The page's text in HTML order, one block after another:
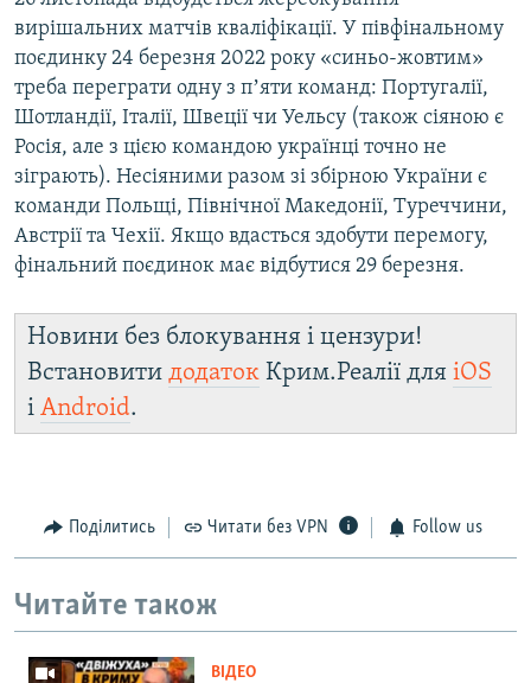
вирішальних матчів кваліфікації. У півфінальному
поєдинку 24 березня 2022 року «синьо-жовтим»
треба переграти одну з пʼяти команд: Португалії,
Шотландії, Італії, Швеції чи Уельсу (також сіяною є
Росія, але з цією командою українці точно не
зіграють). Несіяними разом зі збірною України є
команди Польщі, Північної Македонії, Туреччини,
Австрії та Чехії. Якщо вдасться здобути перемогу,
фінальний поєдинок має відбутися 29 березня.
Новини без блокування і цензури!
Встановити додаток Крим.Реалії для iOS
і Android.
Поділитись Читати без VPN Follow us
Читайте також
ВІДЕО